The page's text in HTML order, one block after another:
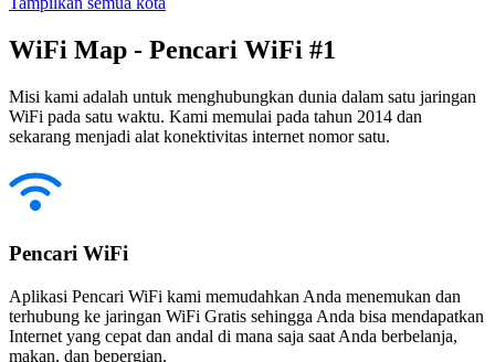
WiFi Map - Pencari WiFi #1
Misi kami adalah untuk menghubungkan dunia dalam satu jaringan
WiFi pada satu waktu. Kami memulai pada tahun 2014 dan
sekarang menjadi alat konektivitas internet nomor satu.
Pencari WiFi
Aplikasi Pencari WiFi kami memudahkan Anda menemukan dan
terhubung ke jaringan WiFi Gratis sehingga Anda bisa mendapatkan
Internet yang cepat dan andal di mana saja saat Anda berbelanja,
makan, dan bepergian.